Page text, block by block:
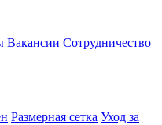
Вакансии Сотрудничество
Размерная сетка Уход за